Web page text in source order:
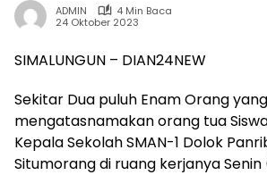
ADMIN
4 Min Baca
24 Oktober 2023
SIMALUNGUN – DIAN24NEW
Sekitar Dua puluh Enam Orang yang
mengatasnamakan orang tua
Kepala Sekolah SMAN-1 Dolok
Situmorang di ruang kerjanya Senin